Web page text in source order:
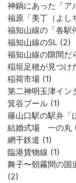
神鍋にあった「ア
福原「美丁（よし
福知山線の「各駅
福知山線のSL (2)
福知山線の隙間だ
稲垣足穂が見つけ
稲荷市場 (1)
第二神明玉津イン
箕谷プール (1)
篠山口駅の駅弁「
結婚式場 一の丸
網干鉄道 (1)
臨港貨物線 (1)
舞子〜朝霧間の国
(2)